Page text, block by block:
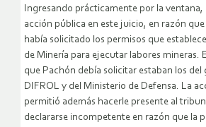
Ingresando prácticamente por la
acción pública en este juicio, en razón
había solicitado los permisos que
de Minería para ejecutar labores mineras.
que Pachón debía solicitar estaban los del
DIFROL y del Ministerio de Defensa. La
permitió además hacerle presente al
declararse incompetente en razón que la